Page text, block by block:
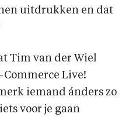
uitdrukken en dat
Tim van der Wiel
Commerce Live!
iemand ánders zo
voor je gaan